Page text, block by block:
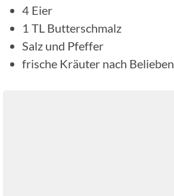
4 Eier
1 TL Butterschmalz
Salz und Pfeffer
frische Kräuter nach Belieben